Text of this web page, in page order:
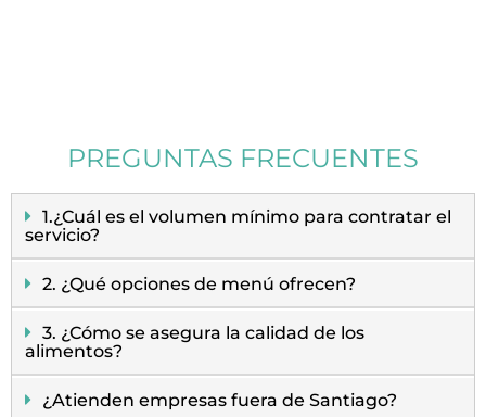
PREGUNTAS FRECUENTES
1.¿Cuál es el volumen mínimo para contratar el
servicio?
2. ¿Qué opciones de menú ofrecen?
3. ¿Cómo se asegura la calidad de los
alimentos?
¿Atienden empresas fuera de Santiago?